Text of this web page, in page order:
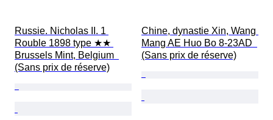
Russie. Nicholas II. 1
Rouble 1898 type ★★
Brussels Mint, Belgium
(Sans prix de réserve)
Chine, dynastie Xin, Wang
Mang AE Huo Bo 8-23AD
(Sans prix de réserve)